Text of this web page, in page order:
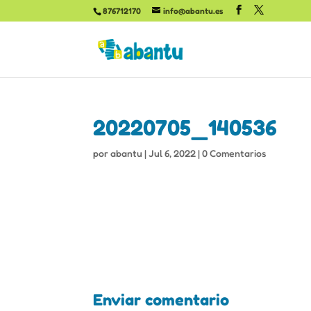
876712170 info@abantu.es
20220705_140536
porabantu |Jul 6, 2022|0 Comentarios
Enviar comentario